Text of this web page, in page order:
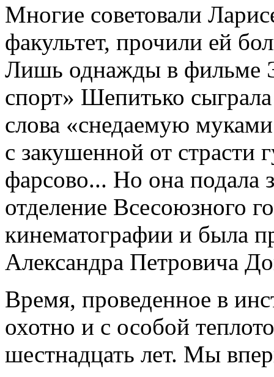
Многие советовали
факультет, прочили ей
Лишь однажды в фильме
спорт» Шепитько
слова «снедаемую
с закушенной от страсти
фарсово... Но она подала
отделение Всесоюзного
кинематографии и была
Александра Петровича
Время, проведенное в
охотно и с особой
шестнадцать лет. Мы